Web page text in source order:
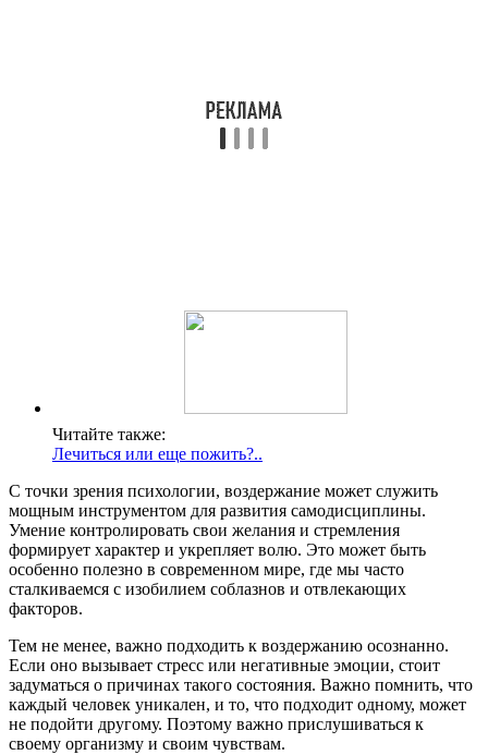
Читайте также:
Лечиться или еще пожить?..
С точки зрения психологии, воздержание может служить
мощным инструментом для развития самодисциплины.
Умение контролировать свои желания и стремления
формирует характер и укрепляет волю. Это может быть
особенно полезно в современном мире, где мы часто
сталкиваемся с изобилием соблазнов и отвлекающих
факторов.
Тем не менее, важно подходить к воздержанию осознанно.
Если оно вызывает стресс или негативные эмоции, стоит
задуматься о причинах такого состояния. Важно помнить, что
каждый человек уникален, и то, что подходит одному, может
не подойти другому. Поэтому важно прислушиваться к
своему организму и своим чувствам.